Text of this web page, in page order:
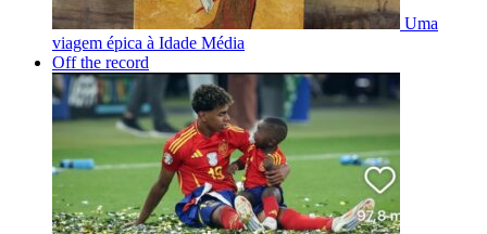
Uma
viagem épica à Idade Média
Off the record